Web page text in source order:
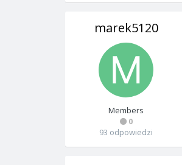
marek5120
Members
0
93 odpowiedzi